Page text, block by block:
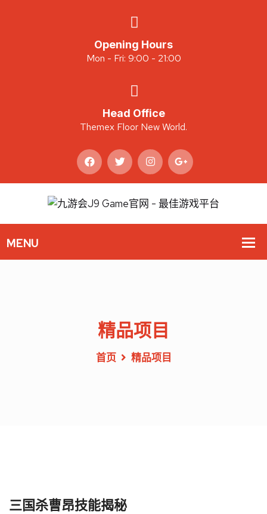
Opening Hours
Mon - Fri: 9:00 - 21:00
Head Office
Themex Floor New World.
精品项目
首页 精品项目
三国杀曹昂技能揭秘